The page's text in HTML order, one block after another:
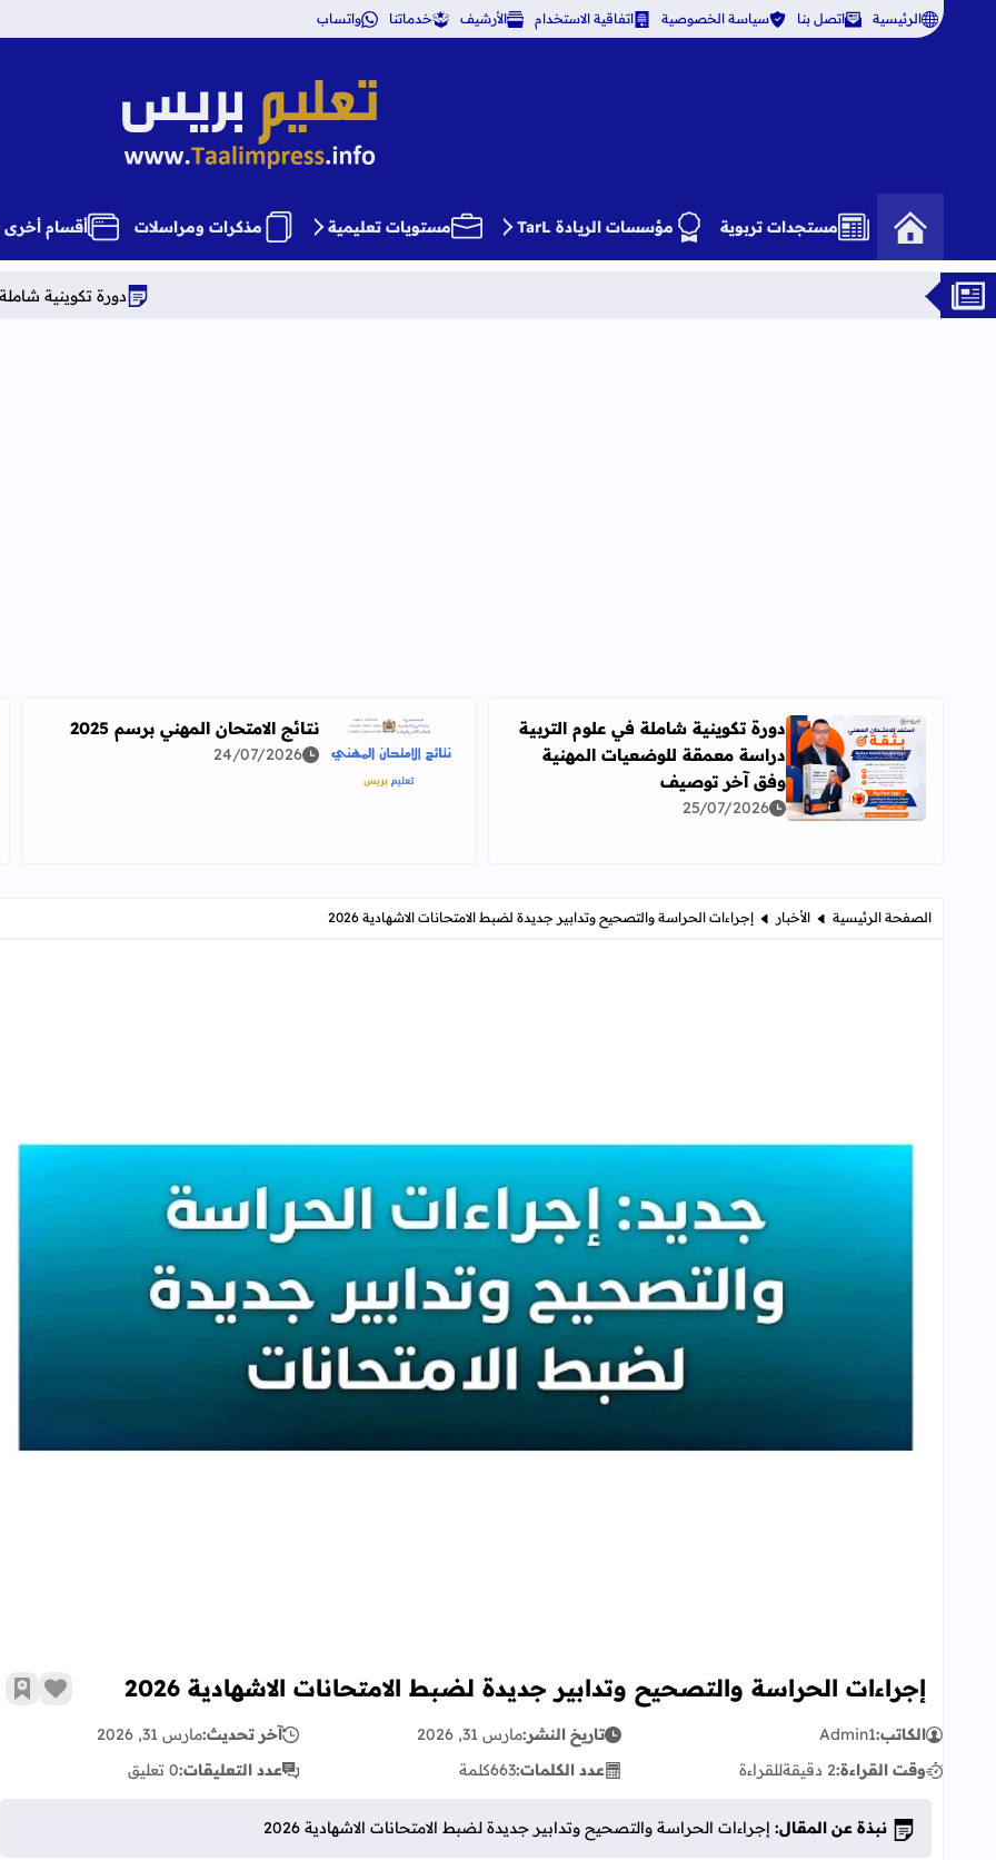
الرئيسية اتصل بنا سياسة الخصوصية اتفاقية الاستخدام الأرشيف خدماتنا واتساب
تعليم بريس TaalimPress
مستجدات تربوية مؤسسات الريادة TarL مستويات تعليمية مذكرات ومراسلات أقسام أخرى
دورة تكوينية شاملة في علوم
اقرأ المزيد عن دورة تكوينية شاملة في علوم التربية دراسة معمقة للوضعيات المهنية وفق آخر توصيف
دورة تكوينية شاملة في علوم التربية
دراسة معمقة للوضعيات المهنية
وفق آخر توصيف
25/07/2026
اقرأ المزيد عن نتائج الامتحان المهني برسم 2025
نتائج الامتحان المهني برسم 2025
24/07/2026
الصفحة الرئيسية الأخبار إجراءات الحراسة والتصحيح وتدابير جديدة لضبط الامتحانات الاشهادية 2026
إجراءات الحراسة والتصحيح وتدابير جديدة لضبط الامتحانات الاشهادية 2026
إجراءات الحراسة والتصحيح وتدابير جديدة لضبط الامتحانات الاشهادية 2026 زر
الكاتب:Admin1 تاريخ النشر:مارس 31, 2026 آخر تحديث:مارس 31, 2026
وقت القراءة:2 دقيقة للقراءة عدد الكلمات:663كلمة عدد التعليقات:0 تعليق
نبذة عن المقال: إجراءات الحراسة والتصحيح وتدابير جديدة لضبط الامتحانات الاشهادية 2026